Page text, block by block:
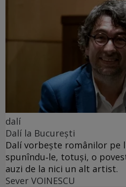
dalí
Dalí la București
Dalí vorbește românilor pe
spunîndu‑le, totuși, o
auzi de la nici un alt artist.
Sever VOINESCU